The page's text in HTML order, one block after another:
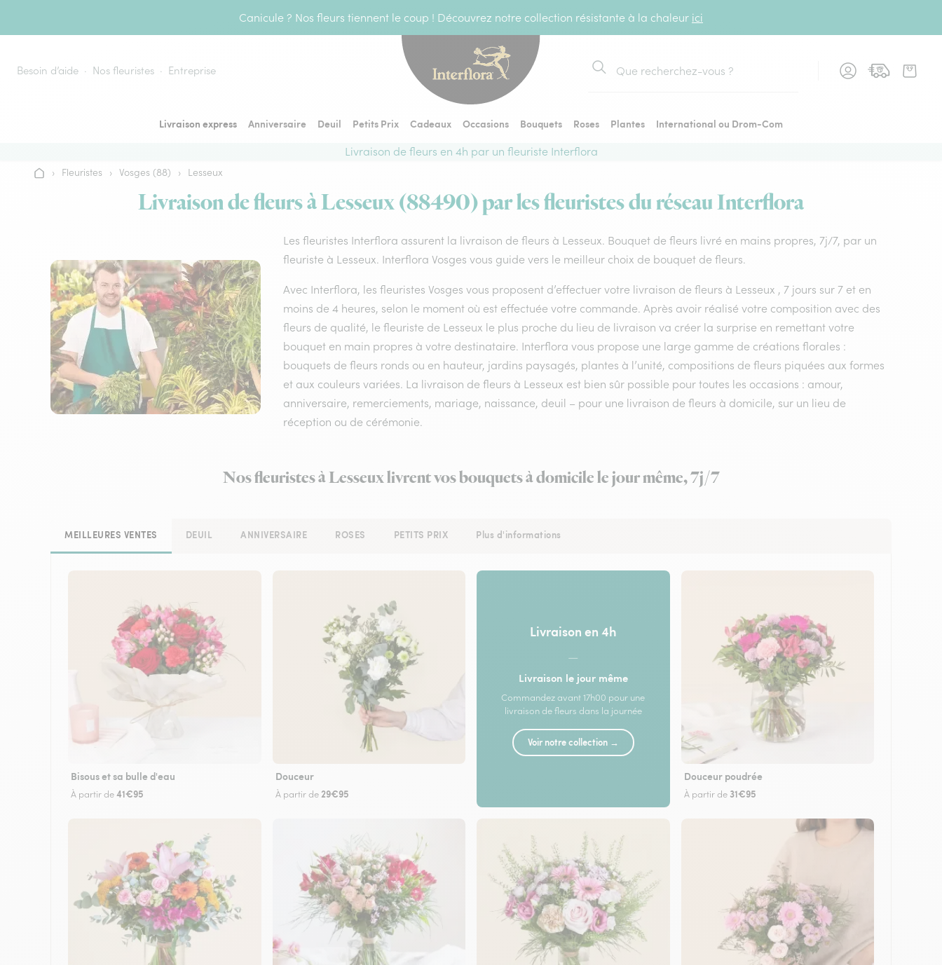
Canicule ? Nos fleurs tiennent le coup ! Découvrez notre collection résistante à la chaleur ici
Besoin d’aide Nos fleuristes Entreprise
Rechercher
Livraison express Anniversaire Deuil Petits Prix Cadeaux Occasions Bouquets Roses Plantes
International ou Drom-Com
Livraison de fleurs en 4h par un fleuriste Interflora
Accueil
› Fleuristes › Vosges (88) › Lesseux
Livraison de fleurs à Lesseux (88490) par les fleuristes du réseau Interflora
Les fleuristes Interflora assurent la livraison de fleurs à Lesseux. Bouquet de fleurs livré en mains propres, 7j/7, par un
fleuriste à Lesseux. Interflora Vosges vous guide vers le meilleur choix de bouquet de fleurs.
Avec Interflora, les fleuristes Vosges vous proposent d’effectuer votre livraison de fleurs à Lesseux , 7 jours sur 7 et en
moins de 4 heures, selon le moment où est effectuée votre commande. Après avoir réalisé votre composition avec des
fleurs de qualité, le fleuriste de Lesseux le plus proche du lieu de livraison va créer la surprise en remettant votre
bouquet en main propres à votre destinataire. Interflora vous propose une large gamme de créations florales :
bouquets de fleurs ronds ou en hauteur, jardins paysagés, plantes à l’unité, compositions de fleurs piquées aux formes
et aux couleurs variées. La livraison de fleurs à Lesseux est bien sûr possible pour toutes les occasions : amour,
anniversaire, remerciements, mariage, naissance, deuil – pour une livraison de fleurs à domicile, sur un lieu de
réception ou de cérémonie.
Nos fleuristes à Lesseux livrent vos bouquets à domicile le jour même, 7j/7
MEILLEURES VENTES DEUIL ANNIVERSAIRE ROSES PETITS PRIX Plus d'informations
Bisous et sa bulle d'eau
À partir de41€95
Douceur
À partir de 29€95
Livraison en 4h
—
Livraison le jour même
Commandez avant 17h00 pour une
livraison de fleurs dans la journée
Voir notre collection →
Douceur poudrée
À partir de 31€95